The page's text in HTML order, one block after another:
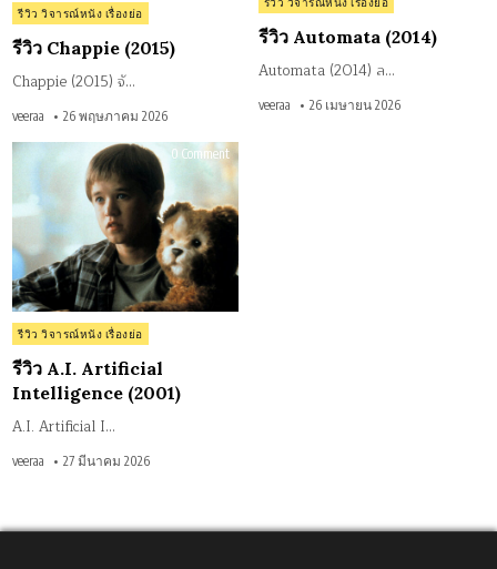
Posted
in
รีวิว วิจารณ์หนัง เรื่องย่อ
รีวิว Chappie (2015)
Chappie (2015) จั…
veeraa 26 พฤษภาคม 2026
in
รีวิว Automata (2014)
Automata (2014) ล…
veeraa 26 เมษายน 2026
0 Commenton
รีวิว
A.I.
Artificial
Intelligence
(2001)
Posted
in
รีวิว วิจารณ์หนัง เรื่องย่อ
รีวิว A.I. Artificial
Intelligence (2001)
A.I. Artificial I…
veeraa 27 มีนาคม 2026